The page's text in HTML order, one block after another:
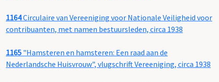
1164Circulaire van Vereeniging voor Nationale Veiligheid voor
contribuanten, met namen bestuursleden, circa 1938
1165 "Hamsteren en hamsteren: Een raad aan de
Nederlandsche Huisvrouw", vlugschrift Vereeniging, circa 1938